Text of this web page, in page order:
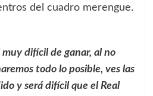
del cuadro merengue.
muy difícil de ganar, al no
todo lo posible, ves las
y será difícil que el Real